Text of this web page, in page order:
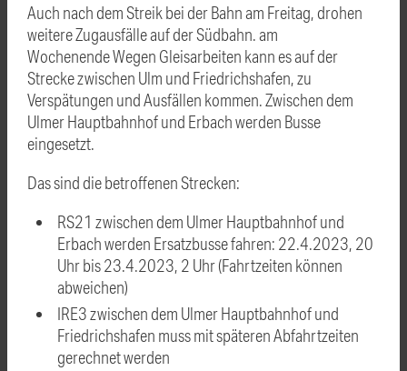
Auch nach dem Streik bei der Bahn am Freitag, drohen
weitere Zugausfälle auf der Südbahn. am
Wochenende Wegen Gleisarbeiten kann es auf der
Strecke zwischen Ulm und Friedrichshafen, zu
Verspätungen und Ausfällen kommen. Zwischen dem
Ulmer Hauptbahnhof und Erbach werden Busse
eingesetzt.
Das sind die betroffenen Strecken:
RS21 zwischen dem Ulmer Hauptbahnhof und
Erbach werden Ersatzbusse fahren: 22.4.2023, 20
Uhr bis 23.4.2023, 2 Uhr (Fahrtzeiten können
abweichen)
IRE3 zwischen dem Ulmer Hauptbahnhof und
Friedrichshafen muss mit späteren Abfahrtzeiten
gerechnet werden